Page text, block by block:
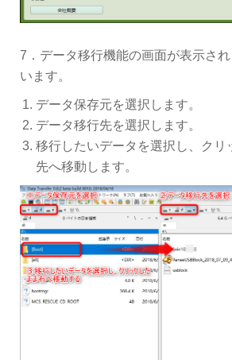
7．データ移行機能の画面が表示さ
います。
データ保存元を選択します。
データ移行先を選択します。
移行したいデータを選択し、クリ
先へ移動します。